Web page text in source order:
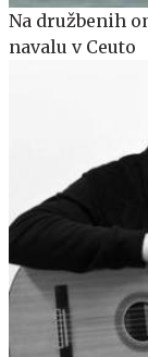
Na družbenih
navalu v Ceuto